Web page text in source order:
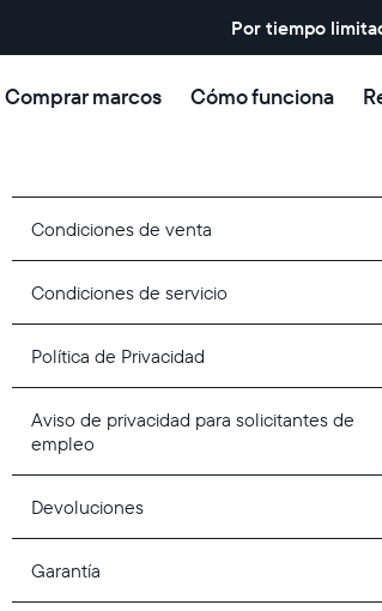
Por tiempo
Comprar marcos Cómo funciona
Condiciones de venta
Condiciones de servicio
Política de Privacidad
Aviso de privacidad para solicitantes de
empleo
Devoluciones
Garantía